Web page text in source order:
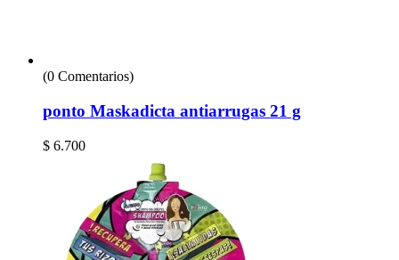
(0 Comentarios)
ponto Maskadicta antiarrugas 21 g
$ 6.700